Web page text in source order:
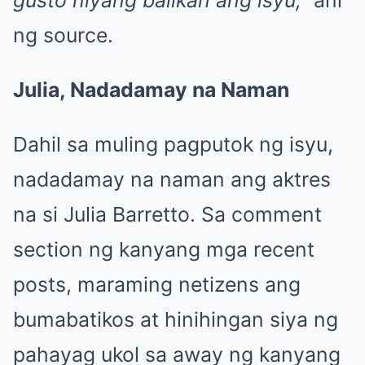
ng source.
Julia, Nadadamay na Naman
Dahil sa muling pagputok ng isyu,
nadadamay na naman ang aktres
na si Julia Barretto. Sa comment
section ng kanyang mga recent
posts, maraming netizens ang
bumabatikos at hinihingan siya ng
pahayag ukol sa away ng kanyang